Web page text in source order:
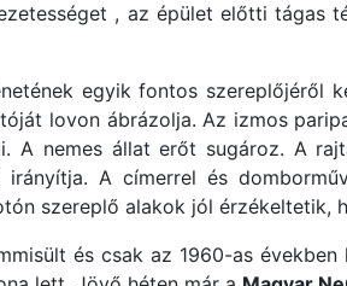
, az épület előtti tágas
egyik fontos szereplőjéről
lovon ábrázolja. Az izmos
A nemes állat erőt sugároz. A
A címerrel és
szereplő alakok jól érzékeltetik,
és csak az 1960-as